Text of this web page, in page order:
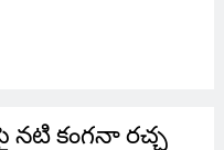
నటి కంగనా రచ్చ